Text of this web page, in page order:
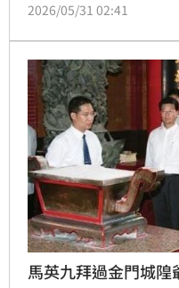
因，不僅是金溥聰的有
2026/05/31 02:41
馬英九拜過金門城